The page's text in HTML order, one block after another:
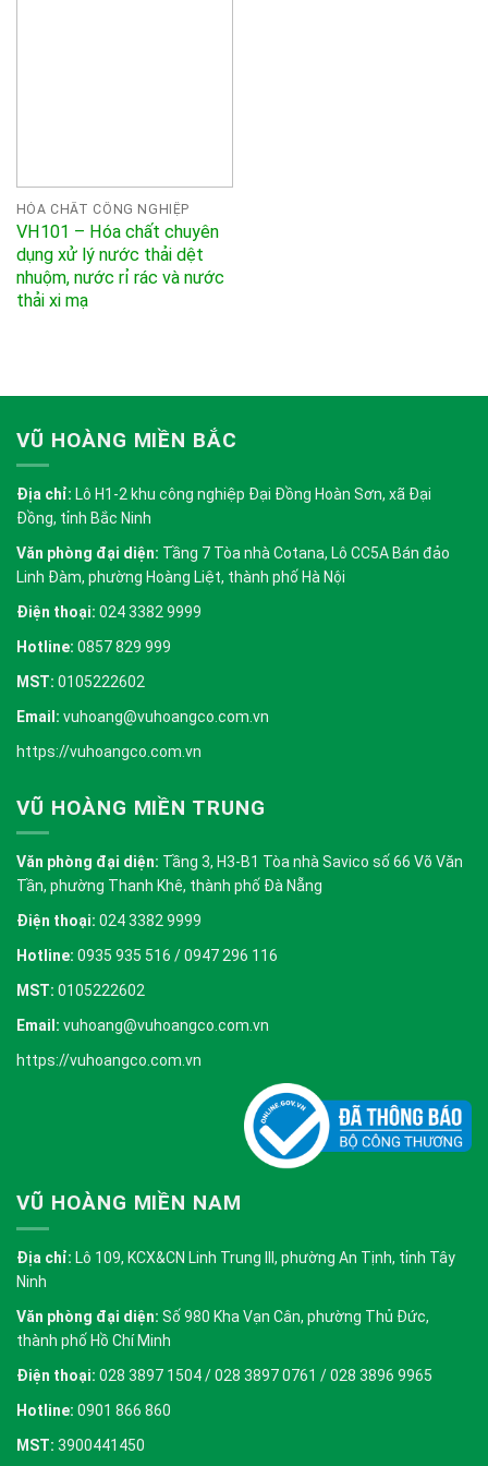
HÓA CHẤT CÔNG NGHIỆP
VH101 – Hóa chất chuyên
dụng xử lý nước thải dệt
nhuộm, nước rỉ rác và nước
thải xi mạ
VŨ HOÀNG MIỀN BẮC
Địa chỉ: Lô H1-2 khu công nghiệp Đại Đồng Hoàn Sơn, xã Đại
Đồng, tỉnh Bắc Ninh
Văn phòng đại diện: Tầng 7 Tòa nhà Cotana, Lô CC5A Bán đảo
Linh Đàm, phường Hoàng Liệt, thành phố Hà Nội
Điện thoại: 024 3382 9999
Hotline: 0857 829 999
MST: 0105222602
Email: vuhoang@vuhoangco.com.vn
https://vuhoangco.com.vn
VŨ HOÀNG MIỀN TRUNG
Văn phòng đại diện: Tầng 3, H3-B1 Tòa nhà Savico số 66 Võ Văn
Tần, phường Thanh Khê, thành phố Đà Nẵng
Điện thoại: 024 3382 9999
Hotline: 0935 935 516 / 0947 296 116
MST: 0105222602
Email: vuhoang@vuhoangco.com.vn
https://vuhoangco.com.vn
VŨ HOÀNG MIỀN NAM
Địa chỉ: Lô 109, KCX&CN Linh Trung III, phường An Tịnh, tỉnh Tây
Ninh
Văn phòng đại diện: Số 980 Kha Vạn Cân, phường Thủ Đức,
thành phố Hồ Chí Minh
Điện thoại: 028 3897 1504 / 028 3897 0761 / 028 3896 9965
Hotline: 0901 866 860
MST: 3900441450